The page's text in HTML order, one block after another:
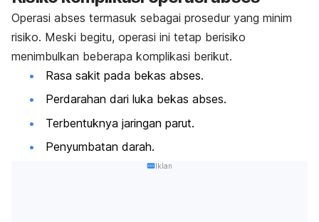
Operasi abses termasuk sebagai prosedur yang minim
risiko. Meski begitu, operasi ini tetap berisiko
menimbulkan beberapa komplikasi berikut.
Rasa sakit pada bekas abses.
Perdarahan dari luka bekas abses.
Terbentuknya jaringan parut.
Penyumbatan darah.
Iklan